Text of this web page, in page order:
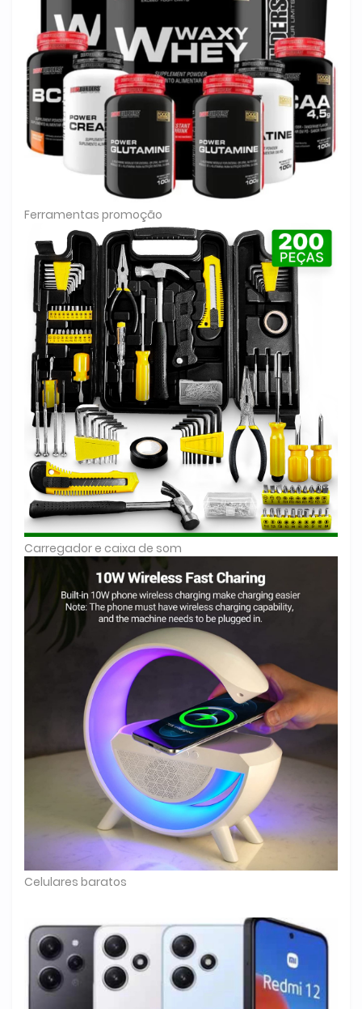
Ferramentas promoção
Carregador e caixa de som
Celulares baratos